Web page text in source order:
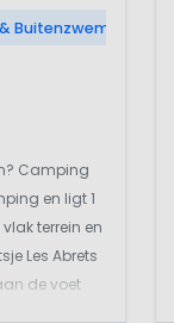
Buitenzwembad
Camping
en ligt 1
terrein en
Les Abrets
de voet